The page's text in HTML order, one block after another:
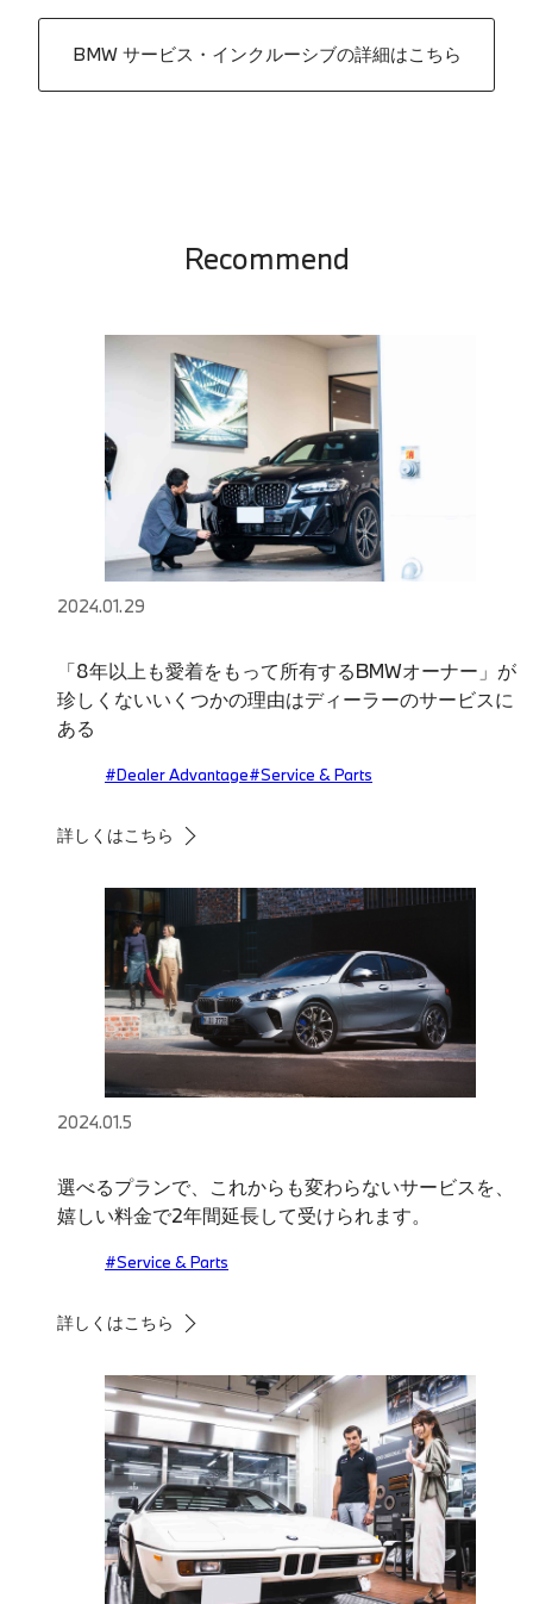
BMW サービス・インクルーシブの詳細はこちら
Recommend
2024.01.29
「8年以上も愛着をもって所有するBMWオーナー」が
珍しくないいくつかの理由はディーラーのサービスに
ある
#Dealer Advantage#Service & Parts
詳しくはこちら
2024.01.5
選べるプランで、これからも変わらないサービスを、
嬉しい料金で2年間延長して受けられます。
#Service & Parts
詳しくはこちら